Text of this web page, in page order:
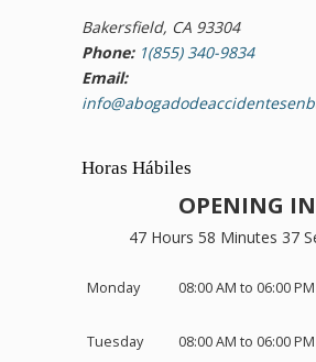
Bakersfield, CA 93304
Phone: 1(855) 340-9834
Email:
Horas Hábiles
OPENING IN
47 Hours 58 Minutes 37
Monday 08:00 AM to 06:00 PM
Tuesday 08:00 AM to 06:00 PM